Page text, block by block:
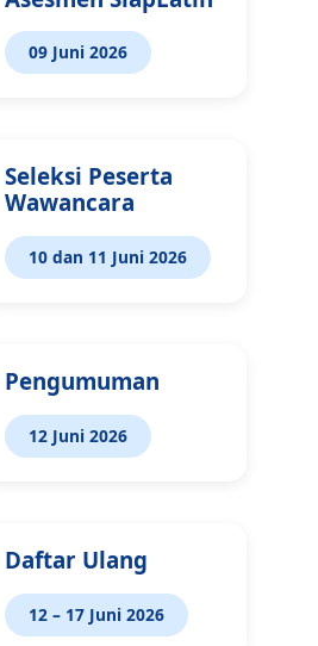
09 Juni 2026
Seleksi Peserta
Wawancara
10 dan 11 Juni 2026
Pengumuman
12 Juni 2026
Daftar Ulang
12 – 17 Juni 2026